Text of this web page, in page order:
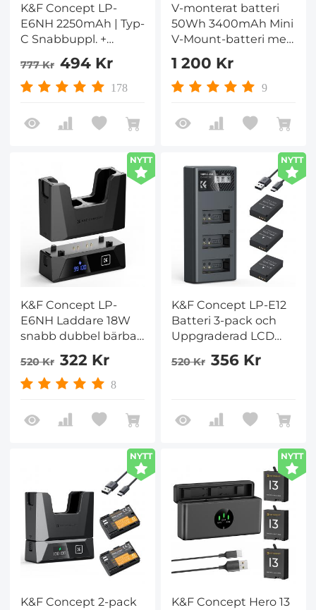
K&F Concept LP-
E6NH 2250mAh | Typ-
C Snabbuppl. +
Dubbelladdare |
R5/R6/5D/6D-Serien
CE-Märkt
777 Kr 494 Kr
178
V-monterat batteri
50Wh 3400mAh Mini
V-Mount-batteri med
65W-utgång och TFT-
skärm, 2H full
laddning, DC, D-Tap,
kamera Videokamera
Videoljusmonitor
1 200 Kr
9
NYTT
K&F Concept LP-
E6NH Laddare 18W
snabb dubbel bärbar
Batteriladdare För
Canon R7, R6, R5, R,
6D Mark II, 5D Mark
5DS R, 5D Mark II,
80D, 90D, 6D, 7D, 7D
520 Kr 322 Kr
8
NYTT
K&F Concept LP-E12
Batteri 3-pack och
Uppgraderad LCD
EOS M50
Batteriladdare för
M100, M200, Rebel S1,
PowerShot SX70 HS
520 Kr 356 Kr
NYTT
K&F Concept 2-pack
NYTT
K&F Concept Hero 13